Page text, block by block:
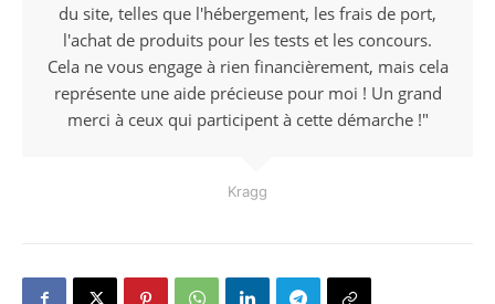
du site, telles que l'hébergement, les frais de port,
l'achat de produits pour les tests et les concours.
Cela ne vous engage à rien financièrement, mais cela
représente une aide précieuse pour moi ! Un grand
merci à ceux qui participent à cette démarche !"
Kragg